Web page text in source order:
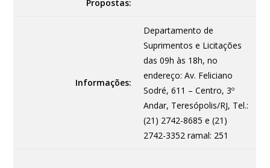
Propostas:
Informações:
Departamento de
Suprimentos e Licitações
das 09h às 18h, no
endereço: Av. Feliciano
Sodré, 611 – Centro, 3º
Andar, Teresópolis/RJ, Tel.:
(21) 2742-8685 e (21)
2742-3352 ramal: 251